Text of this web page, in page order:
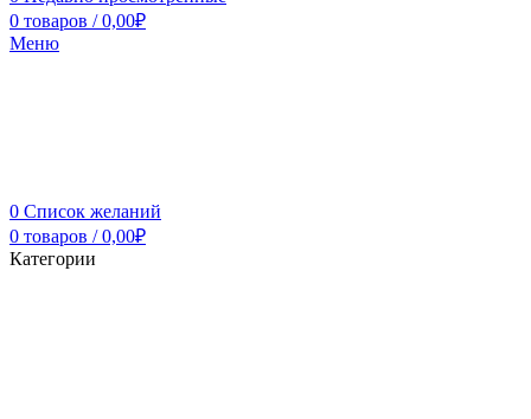
0 товаров / 0,00₽
Меню
0 Список желаний
0 товаров / 0,00₽
Категории